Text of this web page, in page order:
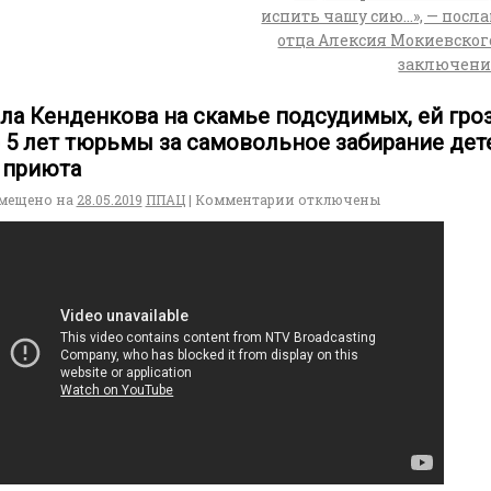
испить чашу сию…», —
отца Алексия
Кенденкова на скамье подсудимых, ей
5 лет тюрьмы за самовольное забирание
приюта
на 28.05.2019 ППАЦ | Комментарии отключены